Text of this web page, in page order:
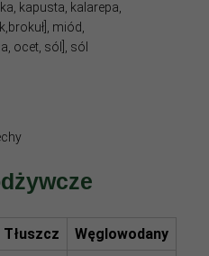
kapusta, kalarepa,
miód,
ocet, sól], sól
Tłuszcz
Węglowodany